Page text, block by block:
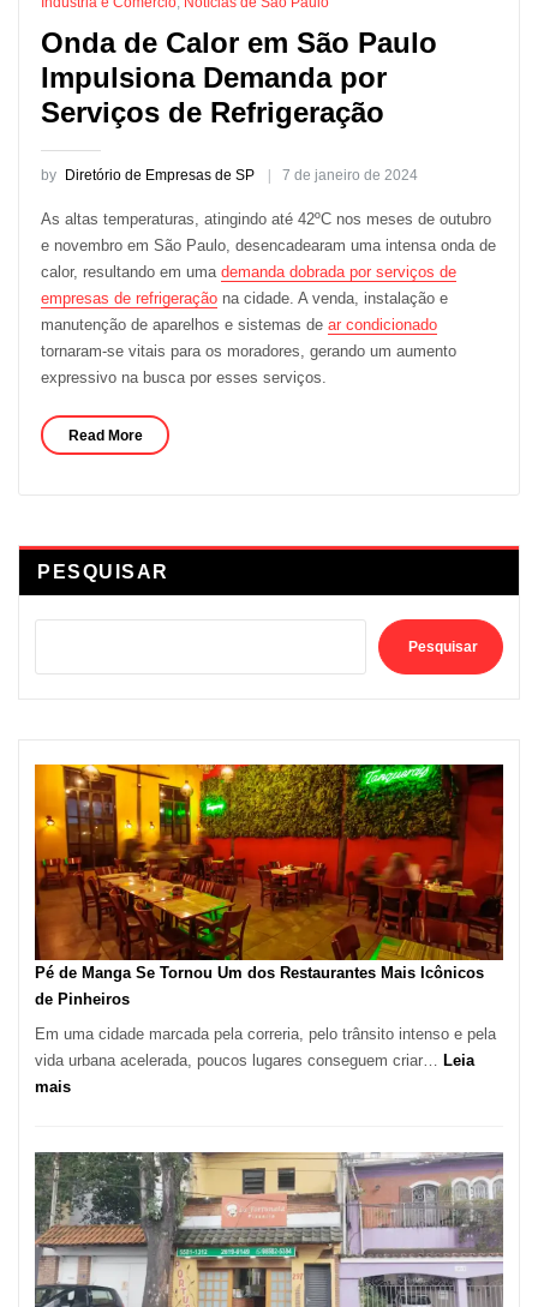
Onda de Calor em São Paulo
Impulsiona Demanda por
Serviços de Refrigeração
by Diretório de Empresas de SP 7 de janeiro de 2024
As altas temperaturas, atingindo até 42ºC nos meses de outubro
e novembro em São Paulo, desencadearam uma intensa onda de
calor, resultando em uma demanda dobrada por serviços de
empresas de refrigeraçãona cidade. A venda, instalação e
manutenção de aparelhos e sistemas de ar condicionado
tornaram-se vitais para os moradores, gerando um aumento
expressivo na busca por esses serviços.
Read More
PESQUISAR
Pesquisar
Pé de Manga Se Tornou Um dos Restaurantes Mais Icônicos
de Pinheiros
Em uma cidade marcada pela correria, pelo trânsito intenso e pela
vida urbana acelerada, poucos lugares conseguem criar… Leia
mais:
Manga
Se
Tornou
Um
dos
Restaurantes